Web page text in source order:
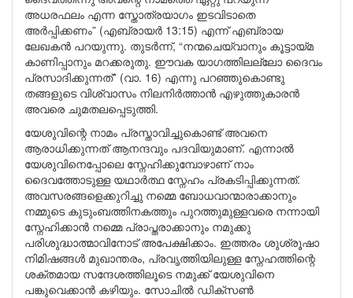
അധരഫലം എന്ന സ്തോത്രയാഗം ഇടവിടാതെ
അർപ്പിക്കണം” (എബ്രായർ 13:15) എന്ന് എബ്രായ
ലേഖകൻ പറയുന്നു. തുടർന്ന്, “നന്മചെയ്വാനും കൂട്ടായ്മ
കാണിപ്പാനും മറക്കരുതു. ഈവക യാഗത്തിലല്ലോ ദൈവം
പ്രസാദിക്കുന്നത്” (വാ. 16) എന്നു പറഞ്ഞുകൊണ്ടു
തങ്ങളുടെ വിശ്വാസം നിലനിർത്താൻ എഴുത്തുകാരൻ
അവരെ ചുമതലപ്പെടുത്തി.
യേശുവിന്റെ നാമം പ്രസ്താവിച്ചുകൊണ്ട് അവനെ
ആരാധിക്കുന്നത് ആനന്ദവും പദവിയുമാണ്. എന്നാൽ
യേശുവിനെപ്പോലെ സ്നേഹിക്കുമ്പോഴാണ് നാം
ദൈവത്തോടുള്ള യഥാർത്ഥ സ്നേഹം പ്രകടിപ്പിക്കുന്നത്.
അവസരങ്ങളെക്കുറിച്ചു നമ്മെ ബോധവാന്മാരാക്കാനും
നമ്മുടെ കുടുംബത്തിനകത്തും പുറത്തുമുള്ളവരെ നന്നായി
സ്നേഹിക്കാൻ നമ്മെ പ്രാപ്തരാക്കാനും നമുക്കു
പരിശുദ്ധാത്മാവിനോട് അപേക്ഷിക്കാം. ഇത്തരം ശുശ്രൂഷാ
നിമിഷങ്ങൾ മുഖാന്തരം, പ്രവൃത്തിയിലുള്ള സ്നേഹത്തിന്റെ
ശക്തമായ സന്ദേശത്തിലൂടെ നമുക്ക് യേശുവിനെ
പങ്കുവെക്കാൻ കഴിയും. സോചിൽ ഡിക്സൺ